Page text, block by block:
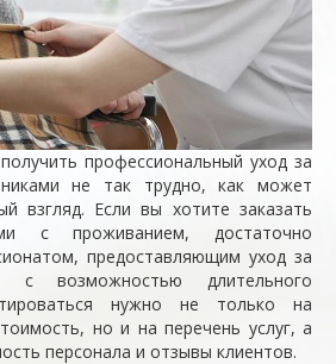
профессиональный уход за
не так трудно, как может
взгляд. Если вы хотите заказать
с проживанием, достаточно
предоставляющим уход за
с возможностью длительного
нужно не только на
но и на перечень услуг, а
персонала и отзывы клиентов.